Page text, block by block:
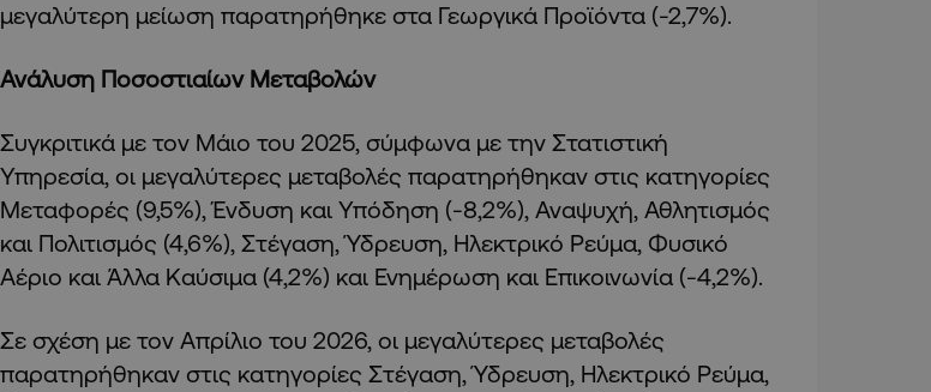
μεγαλύτερη μείωση παρατηρήθηκε στα Γεωργικά Προϊόντα (-2,7%).
Ανάλυση Ποσοστιαίων Μεταβολών
Συγκριτικά με τον Μάιο του 2025, σύμφωνα με την Στατιστική
Υπηρεσία, οι μεγαλύτερες μεταβολές παρατηρήθηκαν στις κατηγορίες
Μεταφορές (9,5%), Ένδυση και Υπόδηση (-8,2%), Αναψυχή, Αθλητισμός
και Πολιτισμός (4,6%), Στέγαση, Ύδρευση, Ηλεκτρικό Ρεύμα, Φυσικό
Αέριο και Άλλα Καύσιμα (4,2%) και Ενημέρωση και Επικοινωνία (-4,2%).
Σε σχέση με τον Απρίλιο του 2026, οι μεγαλύτερες μεταβολές
παρατηρήθηκαν στις κατηγορίες Στέγαση, Ύδρευση, Ηλεκτρικό Ρεύμα,